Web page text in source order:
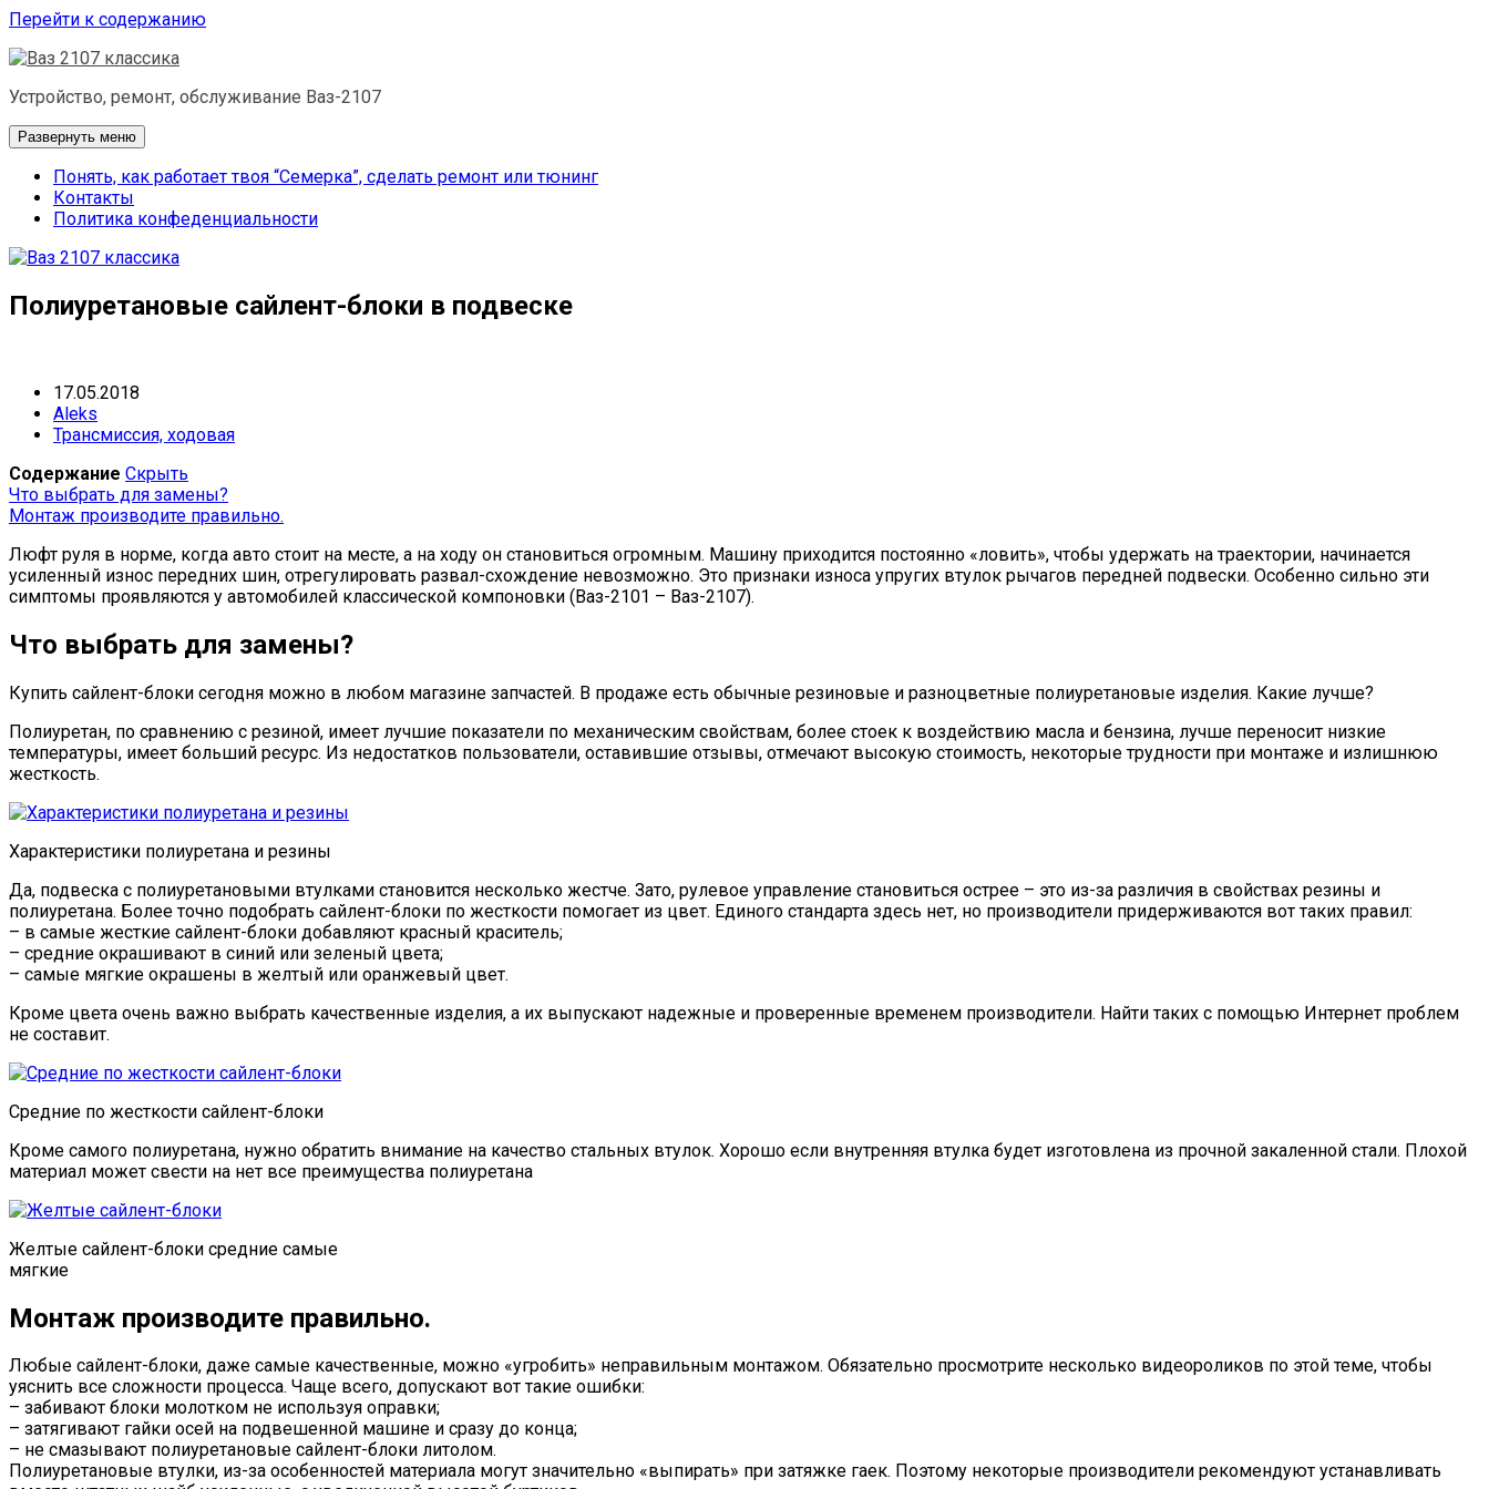
Перейти к содержанию
Устройство, ремонт, обслуживание Ваз-2107
Развернуть меню
Понять, как работает твоя “Семерка”, сделать ремонт или тюнинг
Контакты
Политика конфеденциальности
Полиуретановые сайлент-блоки в подвеске
17.05.2018
Aleks
Трансмиссия, ходовая
Содержание Скрыть
Что выбрать для замены?
Монтаж производите правильно.
Люфт руля в норме, когда авто стоит на месте, а на ходу он становиться огромным. Машину приходится постоянно «ловить», чтобы удержать на траектории, начинается
усиленный износ передних шин, отрегулировать развал-схождение невозможно. Это признаки износа упругих втулок рычагов передней подвески. Особенно сильно эти
симптомы проявляются у автомобилей классической компоновки (Ваз-2101 – Ваз-2107).
Что выбрать для замены?
Купить сайлент-блоки сегодня можно в любом магазине запчастей. В продаже есть обычные резиновые и разноцветные полиуретановые изделия. Какие лучше?
Полиуретан, по сравнению с резиной, имеет лучшие показатели по механическим свойствам, более стоек к воздействию масла и бензина, лучше переносит низкие
температуры, имеет больший ресурс. Из недостатков пользователи, оставившие отзывы, отмечают высокую стоимость, некоторые трудности при монтаже и излишнюю
жесткость.
Характеристики полиуретана и резины
Да, подвеска с полиуретановыми втулками становится несколько жестче. Зато, рулевое управление становиться острее – это из-за различия в свойствах резины и
полиуретана. Более точно подобрать сайлент-блоки по жесткости помогает из цвет. Единого стандарта здесь нет, но производители придерживаются вот таких правил:
– в самые жесткие сайлент-блоки добавляют красный краситель;
– средние окрашивают в синий или зеленый цвета;
– самые мягкие окрашены в желтый или оранжевый цвет.
Кроме цвета очень важно выбрать качественные изделия, а их выпускают надежные и проверенные временем производители. Найти таких с помощью Интернет проблем
не составит.
Средние по жесткости сайлент-блоки
Кроме самого полиуретана, нужно обратить внимание на качество стальных втулок. Хорошо если внутренняя втулка будет изготовлена из прочной закаленной стали. Плохой
материал может свести на нет все преимущества полиуретана
Желтые сайлент-блоки средние самые
мягкие
Монтаж производите правильно.
Любые сайлент-блоки, даже самые качественные, можно «угробить» неправильным монтажом. Обязательно просмотрите несколько видеороликов по этой теме, чтобы
уяснить все сложности процесса. Чаще всего, допускают вот такие ошибки:
– забивают блоки молотком не используя оправки;
– затягивают гайки осей на подвешенной машине и сразу до конца;
– не смазывают полиуретановые сайлент-блоки литолом.
Полиуретановые втулки, из-за особенностей материала могут значительно «выпирать» при затяжке гаек. Поэтому некоторые производители рекомендуют устанавливать